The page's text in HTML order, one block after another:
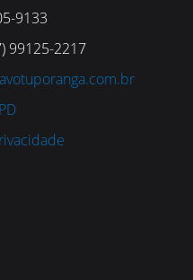
9133
99125-2217